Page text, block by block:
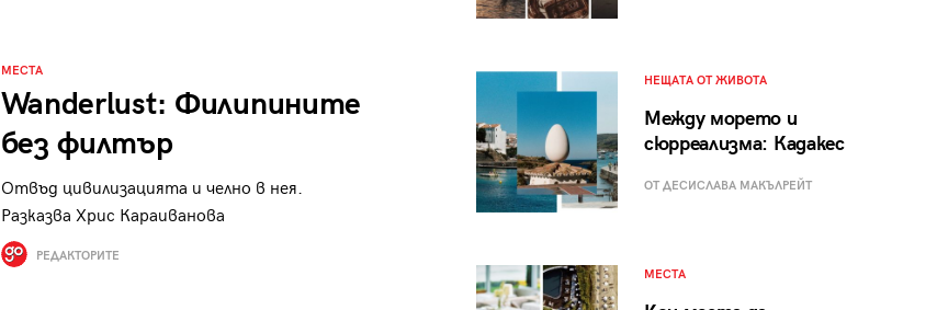
МЕСТА
Wanderlust: Филипините
без филтър
Отвъд цивилизацията и челно в нея.
Разказва Хрис Караиванова
РЕДАКТОРИТЕ
НЕЩАТА ОТ ЖИВОТА
Между морето и
сюрреализма: Кадакес
ОТ ДЕСИСЛАВА МАКЪЛРЕЙТ
МЕСТА